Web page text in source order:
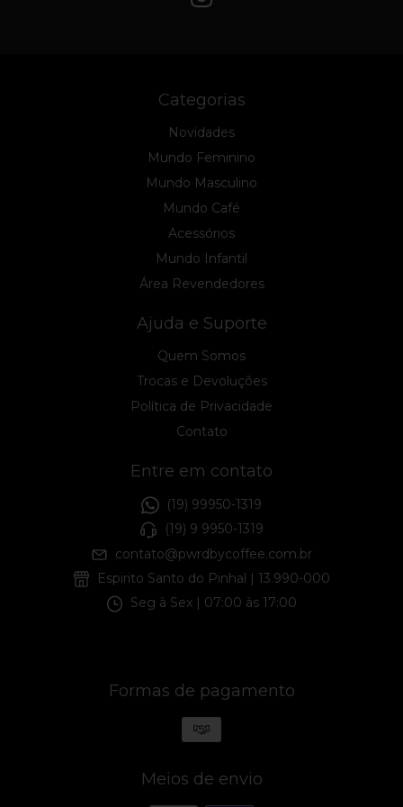
Categorias
Novidades
Mundo Feminino
Mundo Masculino
Mundo Café
Acessórios
Mundo Infantil
Área Revendedores
Ajuda e Suporte
Quem Somos
Trocas e Devoluções
Política de Privacidade
Contato
Entre em contato
(19) 99950-1319
(19) 9 9950-1319
contato@pwrdbycoffee.com.br
Espirito Santo do Pinhal | 13.990-000
Seg à Sex | 07:00 às 17:00
Formas de pagamento
Meios de envio